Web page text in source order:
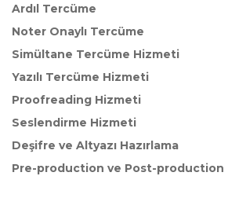
Ardıl Tercüme
Noter Onaylı Tercüme
Simültane Tercüme Hizmeti
Yazılı Tercüme Hizmeti
Proofreading Hizmeti
Seslendirme Hizmeti
Deşifre ve Altyazı Hazırlama
Pre-production ve Post-production